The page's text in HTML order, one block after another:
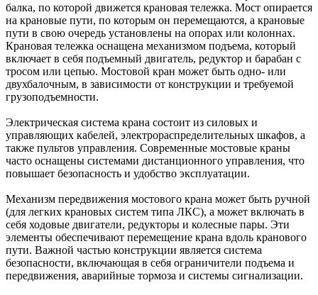
балка, по которой движется крановая тележка. Мост опирается
на крановые пути, по которым он перемещаются, а крановые
пути в свою очередь установлены на опорах или колоннах.
Крановая тележка оснащена механизмом подъема, который
включает в себя подъемный двигатель, редуктор и барабан с
тросом или цепью. Мостовой кран может быть одно- или
двухбалочным, в зависимости от конструкции и требуемой
грузоподъемности.
Электрическая система крана состоит из силовых и
управляющих кабелей, электрораспределительных шкафов, а
также пультов управления. Современные мостовые краны
часто оснащены системами дистанционного управления, что
повышает безопасность и удобство эксплуатации.
Механизм передвижения мостового крана может быть ручной
(для легких крановых систем типа ЛКС), а может включать в
себя ходовые двигатели, редукторы и колесные пары. Эти
элементы обеспечивают перемещение крана вдоль кранового
пути. Важной частью конструкции является система
безопасности, включающая в себя ограничители подъема и
передвижения, аварийные тормоза и системы сигнализации.